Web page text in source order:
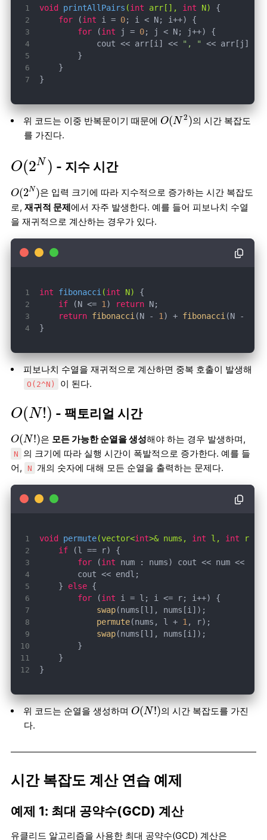
void printAllPairs (int arr[], int N)
for (int i = 0
for (int j = 0
            cout << arr[i] <<
", "
}
위 코드는 이중 반복문이기 때문에 O(N 2)
O(N2)의 시간 복잡도
를 가진다.
O(2N )
O(2N)
- 지수 시간
O(2N )
O(2N 은 입력 크기에 따라 지수적으로 증가하는 시간 복잡도
로, 재귀적 문제에서 자주 발생한다. 예를 들어 피보나치 수열
을 재귀적으로 계산하는 경우가 있다.
int fibonacci (int N)
if (N <= 1 ) return
return fibonacci (N - 1 ) + fibonacci (N -
}
피보나치 수열을 재귀적으로 계산하면 중복 호출이 발생해
O(2^N) 이 된다.
O(N !)
O(N!) - 팩토리얼 시간
O(N!)
O(N!) 은 모든 가능한 순열을 생성해야 하는 경우 발생하며,
N
의 크기에 따라 실행 시간이 폭발적으로 증가한다. 예를 들
어,
N 개의 숫자에 대해 모든 순열을 출력하는 문제다.
void permute(vector<int>& nums, int l, int r)
if
for (int num : nums) cout << num <<
    }
else
for (int
swap
permute(nums, l + 1
swap
}
위 코드는 순열을 생성하며 O(N!)
O(N!) 의 시간 복잡도를 가진
다.
시간 복잡도 계산 연습 예제
예제 1: 최대 공약수(GCD) 계산
유클리드 알고리즘을 사용한 최대 공약수(GCD) 계산은